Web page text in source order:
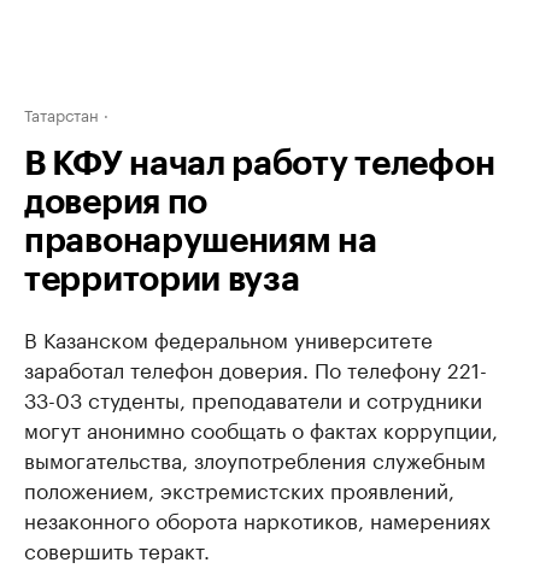
Татарстан
В КФУ начал работу телефон
доверия по
правонарушениям на
территории вуза
В Казанском федеральном университете
заработал телефон доверия. По телефону 221-
33-03 студенты, преподаватели и сотрудники
могут анонимно сообщать о фактах коррупции,
вымогательства, злоупотребления служебным
положением, экстремистских проявлений,
незаконного оборота наркотиков, намерениях
совершить теракт.